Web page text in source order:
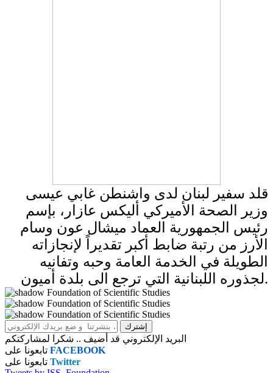
قلد سفير لبنان لدى واشنطن غابي عيسى
وزير الصحة الأميركي أليكس عازار، بإسم
رئيس الجمهورية العماد ميشال عون وسام
الأرز من رتبة ضابط أكبر تقديراً لإنجازاته
الطويلة في الخدمة العامة وحبه وتفانيه
لجذوره اللبنانية التي ترجع الى بلدة أميون.
البريد الإلكتروني قد أضيف .. شكرا لمشاركتكم
FACEBOOK
Twitter